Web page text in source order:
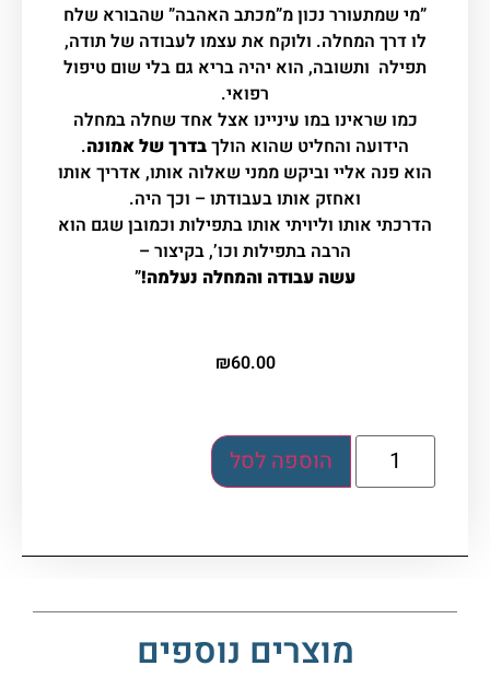
”מי שמתעורר נכון מ”מכתב האהבה” שהבורא שלח
לו דרך המחלה. ולוקח את עצמו לעבודה של תודה,
תפילה ותשובה, הוא יהיה בריא גם בלי שום טיפול
רפואי.
כמו שראינו במו עיניינו אצל אחד שחלה במחלה
הידועה והחליט שהוא הולךבדרך של אמונה.
הוא פנה אליי וביקש ממני שאלוה אותו, אדריך אותו
ואחזק אותו בעבודתו – וכך היה.
הדרכתי אותו וליויתי אותו בתפילות וכמובן שגם הוא
הרבה בתפילות וכו’, בקיצור –
עשה עבודה והמחלה נעלמה!”
₪60.00
הוספה לסל
מוצרים נוספים